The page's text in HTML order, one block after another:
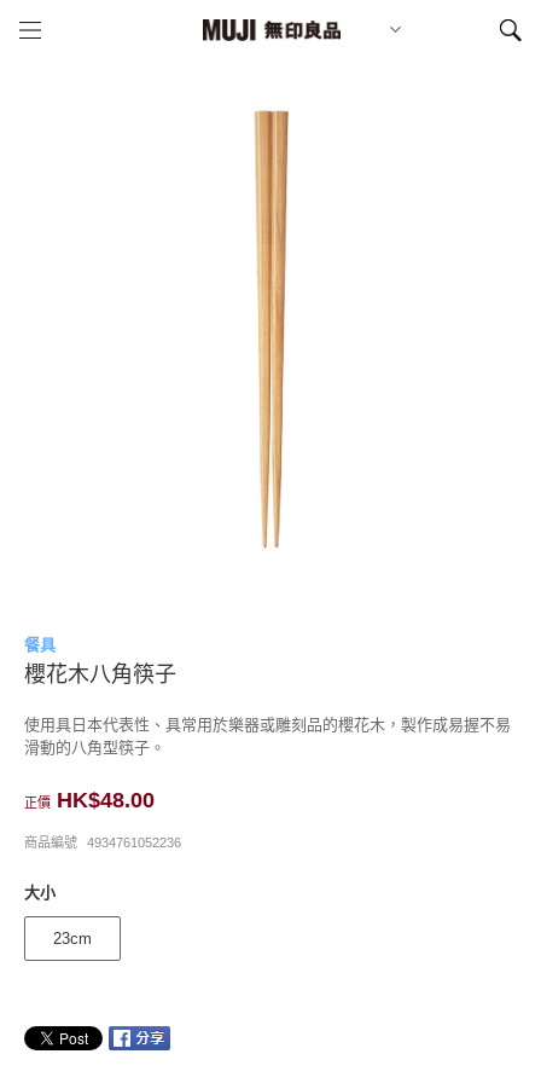
餐具
櫻花木八角筷子
使用具日本代表性、具常用於樂器或雕刻品的櫻花木，製作成易握不易
滑動的八角型筷子。
正價 HK$48.00
商品編號 4934761052236
大小
23cm